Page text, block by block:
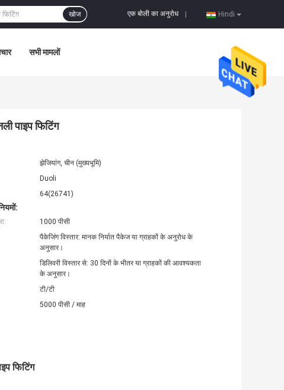
Hindi
एक बोली का अनुरोध
खोज
सभी मामलों
पाइप फिटिंग
झेजियांग, चीन (मुख्यभूमि)
Duoli
64(26741)
1000 पीसी
पैकेजिंग विस्तार: मानक निर्यात पैकेज या ग्राहकों के अनुरोध के
अनुसार।
डिलिवरी विस्तार से: 30 दिनों के भीतर या ग्राहकों की आवश्यकता
के अनुसार।
टी/टी
5000 पीसी / माह
फिटिंग